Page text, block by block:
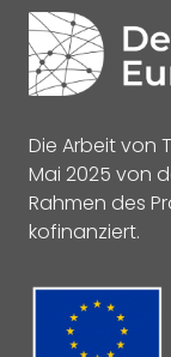
Die Arbeit von
Mai 2025 von
Rahmen des
kofinanziert.